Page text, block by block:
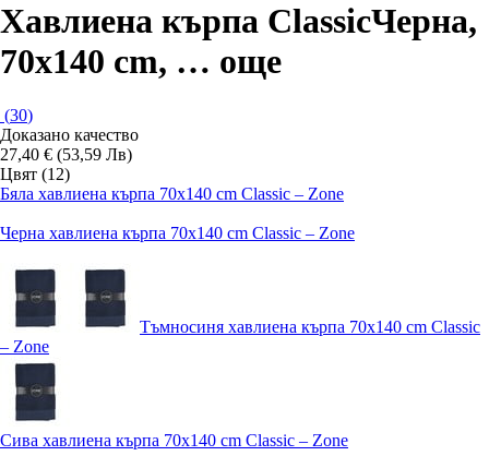
Хавлиена кърпа ClassicЧерна,
70x140 cm, … още
(30)
Доказано качество
27,40 € (53,59 Лв)
Цвят (12)
Бяла хавлиена кърпа 70x140 cm Classic – Zone
Черна хавлиена кърпа 70x140 cm Classic – Zone
Тъмносиня хавлиена кърпа 70x140 cm Classic
– Zone
Сива хавлиена кърпа 70x140 cm Classic – Zone